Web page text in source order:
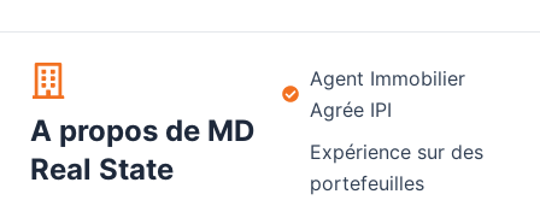
A propos de MD
Real State
Agent Immobilier
Agrée IPI
Expérience sur des
portefeuilles